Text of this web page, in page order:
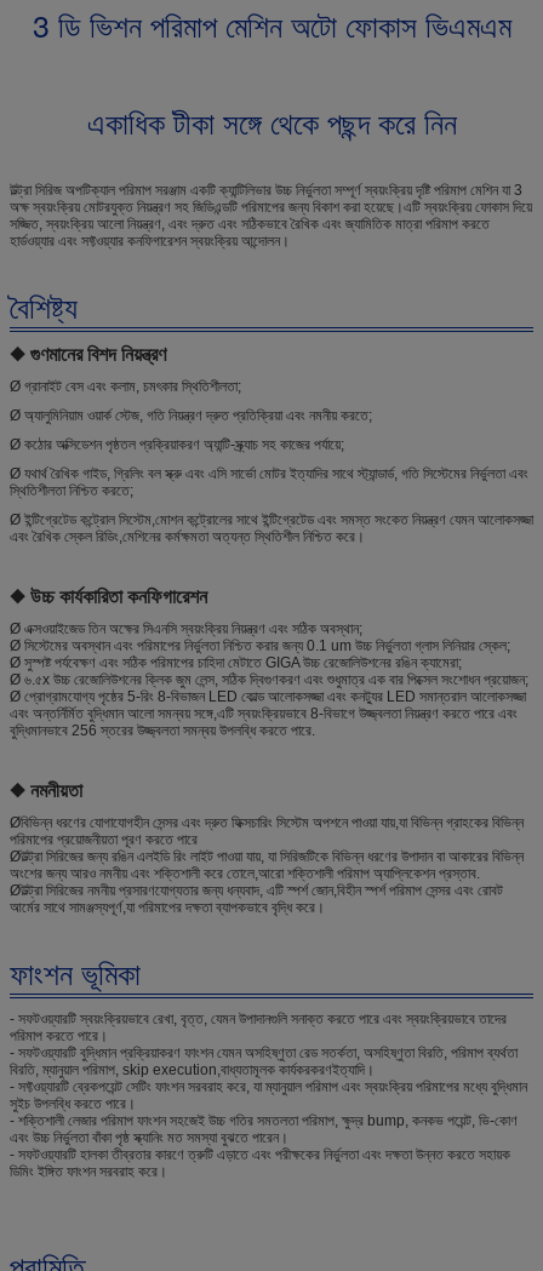
3 ডি ভিশন পরিমাপ মেশিন অটো ফোকাস ভিএমএম
একাধিক টীকা সঙ্গে থেকে পছন্দ করে নিন
উল্ট্রা সিরিজ অপটিক্যাল পরিমাপ সরঞ্জাম একটি ক্যান্টিলিভার উচ্চ নির্ভুলতা সম্পূর্ণ স্বয়ংক্রিয় দৃষ্টি পরিমাপ মেশিন যা 3
অক্ষ স্বয়ংক্রিয় মোটরযুক্ত নিয়ন্ত্রণ সহ জিডিএন্ডটি পরিমাপের জন্য বিকাশ করা হয়েছে।এটি স্বয়ংক্রিয় ফোকাস দিয়ে
সজ্জিত, স্বয়ংক্রিয় আলো নিয়ন্ত্রণ, এবং দ্রুত এবং সঠিকভাবে রৈখিক এবং জ্যামিতিক মাত্রা পরিমাপ করতে
হার্ডওয়্যার এবং সফ্টওয়্যার কনফিগারেশন স্বয়ংক্রিয় আন্দোলন।
বৈশিষ্ট্য
◆ গুণমানের বিশদ নিয়ন্ত্রণ
Ø গ্রানাইট বেস এবং কলাম, চমৎকার স্থিতিশীলতা;
Ø অ্যালুমিনিয়াম ওয়ার্ক স্টেজ, গতি নিয়ন্ত্রণ দ্রুত প্রতিক্রিয়া এবং নমনীয় করতে;
Ø কঠোর অক্সিডেশন পৃষ্ঠতল প্রক্রিয়াকরণ অ্যান্টি-স্ক্র্যাচ সহ কাজের পর্যায়ে;
Ø যথার্থ রৈখিক গাইড, গ্রিলিং বল স্ক্রু এবং এসি সার্ভো মোটর ইত্যাদির সাথে স্ট্যান্ডার্ড, গতি সিস্টেমের নির্ভুলতা এবং
স্থিতিশীলতা নিশ্চিত করতে;
Ø ইন্টিগ্রেটেড কন্ট্রোল সিস্টেম,মোশন কন্ট্রোলের সাথে ইন্টিগ্রেটেড এবং সমস্ত সংকেত নিয়ন্ত্রণ যেমন আলোকসজ্জা
এবং রৈখিক স্কেল রিডিং,মেশিনের কর্মক্ষমতা অত্যন্ত স্থিতিশীল নিশ্চিত করে।
◆ উচ্চ কার্যকারিতা কনফিগারেশন
Ø এক্সওয়াইজেড তিন অক্ষের সিএনসি স্বয়ংক্রিয় নিয়ন্ত্রণ এবং সঠিক অবস্থান;
Ø সিস্টেমের অবস্থান এবং পরিমাপের নির্ভুলতা নিশ্চিত করার জন্য 0.1 um উচ্চ নির্ভুলতা গ্লাস লিনিয়ার স্কেল;
Ø সুস্পষ্ট পর্যবেক্ষণ এবং সঠিক পরিমাপের চাহিদা মেটাতে GIGA উচ্চ রেজোলিউশনের রঙিন ক্যামেরা;
Ø ৬.৫x উচ্চ রেজোলিউশনের ক্লিক জুম লেন্স, সঠিক দ্বিগুণকরণ এবং শুধুমাত্র এক বার পিক্সেল সংশোধন প্রয়োজন;
Ø প্রোগ্রামযোগ্য পৃষ্ঠের 5-রিং 8-বিভাজন LED কোল্ড আলোকসজ্জা এবং কনট্যুর LED সমান্তরাল আলোকসজ্জা
এবং অন্তর্নির্মিত বুদ্ধিমান আলো সমন্বয় সঙ্গে,এটি স্বয়ংক্রিয়ভাবে 8-বিভাগে উজ্জ্বলতা নিয়ন্ত্রণ করতে পারে এবং
বুদ্ধিমানভাবে 256 স্তরের উজ্জ্বলতা সমন্বয় উপলব্ধি করতে পারে.
◆ নমনীয়তা
Øবিভিন্ন ধরণের যোগাযোগহীন সেন্সর এবং দ্রুত ফিক্সচারিং সিস্টেম অপশনে পাওয়া যায়,যা বিভিন্ন গ্রাহকের বিভিন্ন
পরিমাপের প্রয়োজনীয়তা পূরণ করতে পারে
Øউল্ট্রা সিরিজের জন্য রঙিন এলইডি রিং লাইট পাওয়া যায়, যা সিরিজটিকে বিভিন্ন ধরণের উপাদান বা আকারের বিভিন্ন
অংশের জন্য আরও নমনীয় এবং শক্তিশালী করে তোলে,আরো শক্তিশালী পরিমাপ অ্যাপ্লিকেশন প্রস্তাব.
Øউল্ট্রা সিরিজের নমনীয় প্রসারণযোগ্যতার জন্য ধন্যবাদ, এটি স্পর্শ জোন,বিহীন স্পর্শ পরিমাপ সেন্সর এবং রোবট
আর্মের সাথে সামঞ্জস্যপূর্ণ,যা পরিমাপের দক্ষতা ব্যাপকভাবে বৃদ্ধি করে।
ফাংশন ভূমিকা
- সফটওয়্যারটি স্বয়ংক্রিয়ভাবে রেখা, বৃত্ত, যেমন উপাদানগুলি সনাক্ত করতে পারে এবং স্বয়ংক্রিয়ভাবে তাদের
পরিমাপ করতে পারে।
- সফটওয়্যারটি বুদ্ধিমান প্রক্রিয়াকরণ ফাংশন যেমন অসহিষ্ণুতা রেড সতর্কতা, অসহিষ্ণুতা বিরতি, পরিমাপ ব্যর্থতা
বিরতি, ম্যানুয়াল পরিমাপ, skip execution,বাধ্যতামূলক কার্যকরকরণইত্যাদি।
- সফ্টওয়্যারটি ব্রেকপয়েন্ট সেটিং ফাংশন সরবরাহ করে, যা ম্যানুয়াল পরিমাপ এবং স্বয়ংক্রিয় পরিমাপের মধ্যে বুদ্ধিমান
সুইচ উপলব্ধি করতে পারে।
- শক্তিশালী লেজার পরিমাপ ফাংশন সহজেই উচ্চ গতির সমতলতা পরিমাপ, ক্ষুদ্র bump, কনকভ পয়েন্ট, ভি-কোণ
এবং উচ্চ নির্ভুলতা বাঁকা পৃষ্ঠ স্ক্যানিং মত সমস্যা বুঝতে পারেন।
- সফটওয়্যারটি হালকা তীব্রতার কারণে ত্রুটি এড়াতে এবং পরীক্ষকের নির্ভুলতা এবং দক্ষতা উন্নত করতে সহায়ক
ডিমিং ইঙ্গিত ফাংশন সরবরাহ করে।